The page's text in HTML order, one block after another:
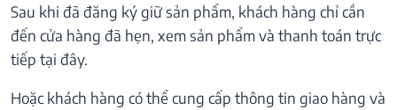
Sau khi đã đăng ký giữ sản phẩm, khách hàng chỉ cần
đến cửa hàng đã hẹn, xem sản phẩm và thanh toán trực
tiếp tại đây.
Hoặc khách hàng có thể cung cấp thông tin giao hàng và